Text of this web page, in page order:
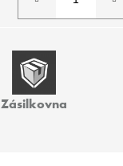
Zásilkovna